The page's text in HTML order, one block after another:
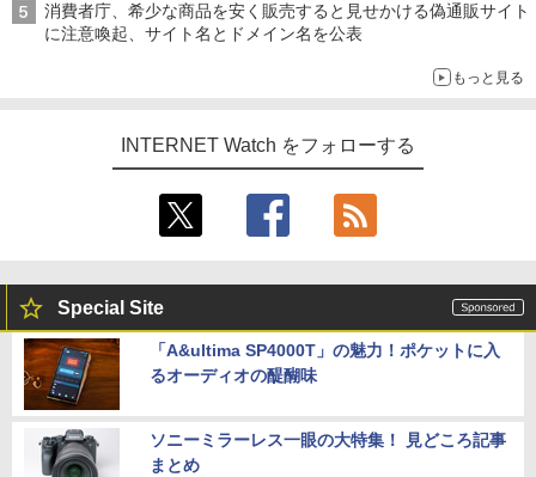
消費者庁、希少な商品を安く販売すると見せかける偽通販サイト
に注意喚起、サイト名とドメイン名を公表
もっと見る
INTERNET Watch をフォローする
Special Site
「A&ultima SP4000T」の魅力！ポケットに入
るオーディオの醍醐味
ソニーミラーレス一眼の大特集！ 見どころ記事
まとめ